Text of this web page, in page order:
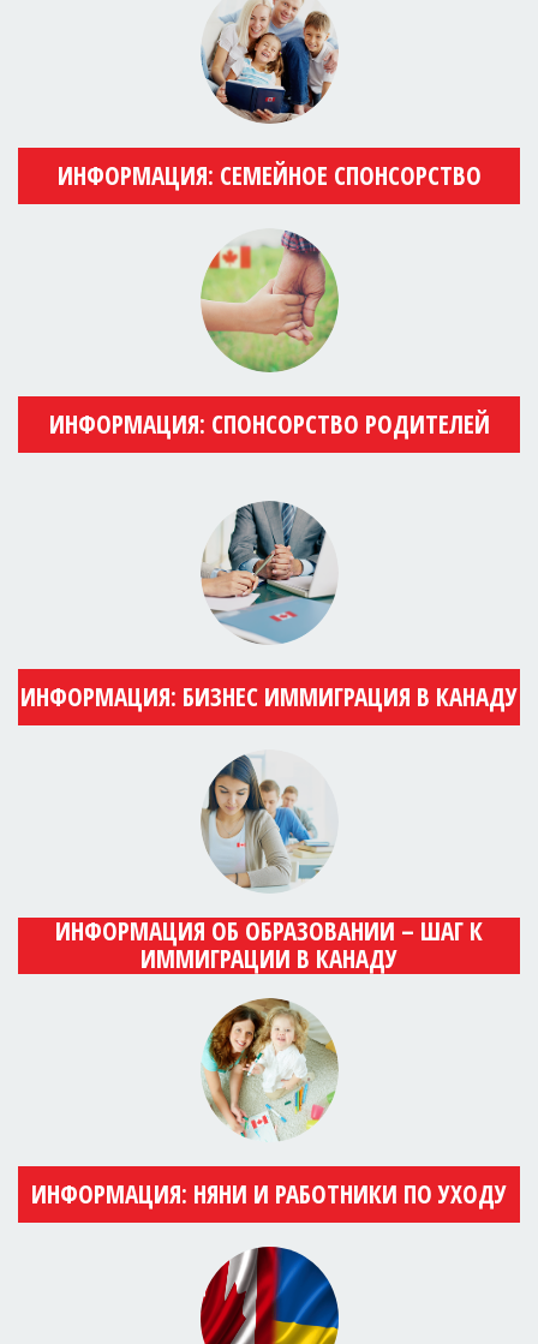
ИНФОРМАЦИЯ: СЕМЕЙНОЕ СПОНСОРСТВО
ИНФОРМАЦИЯ: СПОНСОРСТВО РОДИТЕЛЕЙ
ИНФОРМАЦИЯ: БИЗНЕС ИММИГРАЦИЯ В КАНАДУ
ИНФОРМАЦИЯ ОБ ОБРАЗОВАНИИ – ШАГ К
ИММИГРАЦИИ В КАНАДУ
ИНФОРМАЦИЯ: НЯНИ И РАБОТНИКИ ПО УХОДУ